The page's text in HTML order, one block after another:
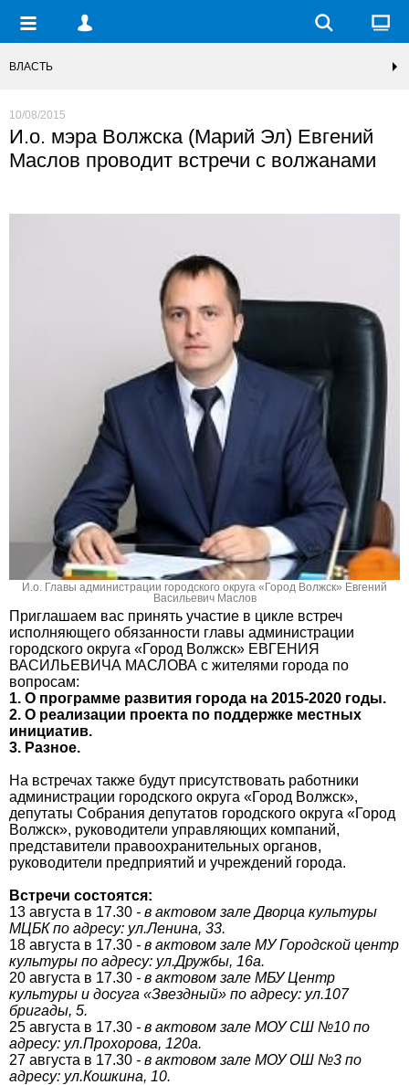
ВЛАСТЬ
10/08/2015
И.о. мэра Волжска (Марий Эл) Евгений
Маслов проводит встречи с волжанами
И.о. Главы администрации городского округа «Город Волжск» Евгений
Васильевич Маслов
Приглашаем вас принять участие в цикле встреч
исполняющего обязанности главы администрации
городского округа «Город Волжск» ЕВГЕНИЯ
ВАСИЛЬЕВИЧА МАСЛОВА с жителями города по
вопросам:
1. О программе развития города на 2015-2020 годы.
2. О реализации проекта по поддержке местных
инициатив.
3. Разное.
На встречах также будут присутствовать работники
администрации городского округа «Город Волжск»,
депутаты Собрания депутатов городского округа «Город
Волжск», руководители управляющих компаний,
представители правоохранительных органов,
руководители предприятий и учреждений города.
Встречи состоятся:
13 августа в 17.30 - в актовом зале Дворца культуры
МЦБК по адресу: ул.Ленина, 33.
18 августа в 17.30 - в актовом зале МУ Городской центр
культуры по адресу: ул.Дружбы, 16а.
20 августа в 17.30 - в актовом зале МБУ Центр
культуры и досуга «Звездный» по адресу: ул.107
бригады, 5.
25 августа в 17.30 - в актовом зале МОУ СШ №10 по
адресу: ул.Прохорова, 120а.
27 августа в 17.30 - в актовом зале МОУ ОШ №3 по
адресу: ул.Кошкина, 10.